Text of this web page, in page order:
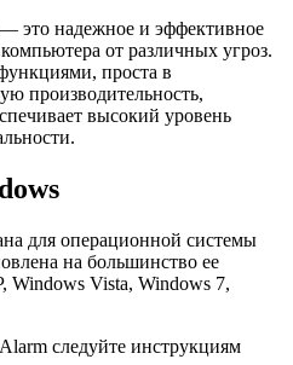
это надежное и эффективное
от различных угроз.
проста в
производительность,
высокий уровень
для операционной системы
на большинство ее
Windows Vista, Windows 7,
следуйте инструкциям